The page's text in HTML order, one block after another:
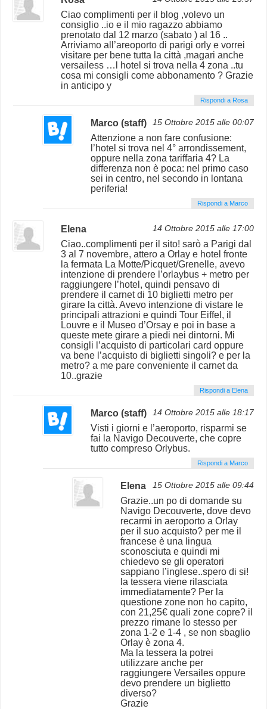
Ciao complimenti per il blog ,volevo un
consiglio ..io e il mio ragazzo abbiamo
prenotato dal 12 marzo (sabato ) al 16 ..
Arriviamo all’areoporto di parigi orly e vorrei
visitare per bene tutta la città ,magari anche
versailess …l hotel si trova nella 4 zona ..tu
cosa mi consigli come abbonamento ? Grazie
in anticipo y
Rispondi a Rosa
Marco (staff) 15 Ottobre 2015 alle 00:07
Attenzione a non fare confusione:
l’hotel si trova nel 4° arrondissement,
oppure nella zona tariffaria 4? La
differenza non è poca: nel primo caso
sei in centro, nel secondo in lontana
periferia!
Rispondi a Marco
Elena 14 Ottobre 2015 alle 17:00
Ciao..complimenti per il sito! sarò a Parigi dal
3 al 7 novembre, attero a Orlay e hotel fronte
la fermata La Motte/Picquet/Grenelle, avevo
intenzione di prendere l’orlaybus + metro per
raggiungere l’hotel, quindi pensavo di
prendere il carnet di 10 biglietti metro per
girare la città. Avevo intenzione di vistare le
principali attrazioni e quindi Tour Eiffel, il
Louvre e il Museo d’Orsay e poi in base a
queste mete girare a piedi nei dintorni. Mi
consigli l’acquisto di particolari card oppure
va bene l’acquisto di biglietti singoli? e per la
metro? a me pare conveniente il carnet da
10..grazie
Rispondi a Elena
Marco (staff) 14 Ottobre 2015 alle 18:17
Visti i giorni e l’aeroporto, risparmi se
fai la Navigo Decouverte, che copre
tutto compreso Orlybus.
Rispondi a Marco
Elena 15 Ottobre 2015 alle 09:44
Grazie..un po di domande su
Navigo Decouverte, dove devo
recarmi in aeroporto a Orlay
per il suo acquisto? per me il
francese è una lingua
sconosciuta e quindi mi
chiedevo se gli operatori
sappiano l’inglese..spero di si!
la tessera viene rilasciata
immediatamente? Per la
questione zone non ho capito,
con 21,25€ quali zone copre? il
prezzo rimane lo stesso per
zona 1-2 e 1-4 , se non sbaglio
Orlay è zona 4.
Ma la tessera la potrei
utilizzare anche per
raggiungere Versailes oppure
devo prendere un biglietto
diverso?
Grazie